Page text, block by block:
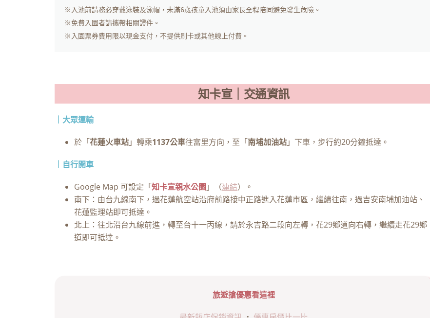
※入池前請務必穿戴泳裝及泳帽，未滿6歲孩童入池須由家長全程陪同避免發生危險。
※免費入園者請攜帶相關證件。
知卡宣｜交通資訊
｜大眾運輸
於「花蓮火車站」轉乘1137公車往富里方向，至「南埔加油站」下車，步行約20分鐘抵達。
｜自行開車
Google Map 可設定「知卡宣親水公園 」（連結）。
南下：由台九線南下，過花蓮航空站沿府前路接中正路進入花蓮市區，繼續往南，過吉安南埔加油站、
花蓮監理站即可抵達。
北上：往北沿台九線前進，轉至台十一丙線，請於永吉路二段向左轉，花29鄉道向右轉，繼續走花29鄉
道即可抵達。
旅遊搶優惠看這裡